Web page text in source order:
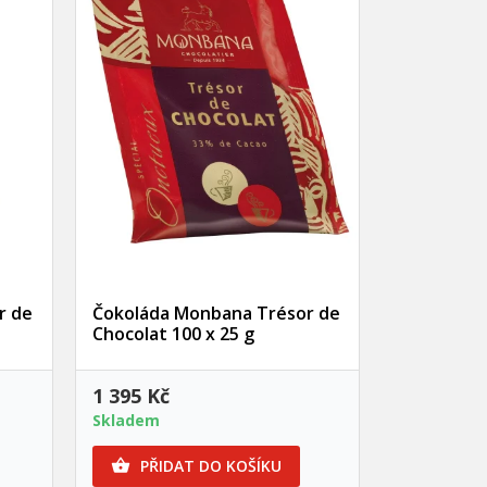
de
Rychlý náhled
Čokoláda Monbana Trésor de
Chocolat 100 x 25 g
1 395 Kč
Skladem
 PŘIDAT DO KOŠÍKU